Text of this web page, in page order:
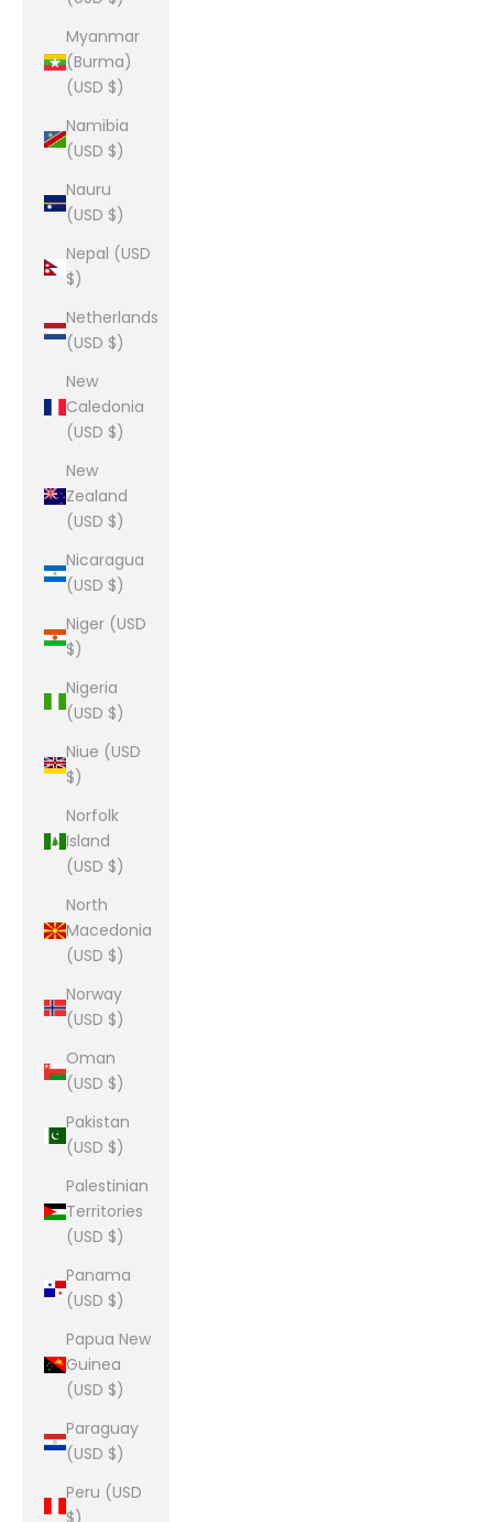
Myanmar
(Burma)
(USD $)
Namibia
(USD $)
Nauru
(USD $)
Nepal (USD
$)
Netherlands
(USD $)
New
Caledonia
(USD $)
New
Zealand
(USD $)
Nicaragua
(USD $)
Niger (USD
$)
Nigeria
(USD $)
Niue (USD
$)
Norfolk
Island
(USD $)
North
Macedonia
(USD $)
Norway
(USD $)
Oman
(USD $)
Pakistan
(USD $)
Palestinian
Territories
(USD $)
Panama
(USD $)
Papua New
Guinea
(USD $)
Paraguay
(USD $)
Peru (USD